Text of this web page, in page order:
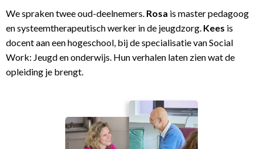
We spraken twee oud-deelnemers. Rosa is master pedagoog
en systeemtherapeutisch werker in de jeugdzorg. Kees is
docent aan een hogeschool, bij de specialisatie van Social
Work: Jeugd en onderwijs. Hun verhalen laten zien wat de
opleiding je brengt.